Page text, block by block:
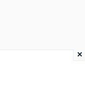
×